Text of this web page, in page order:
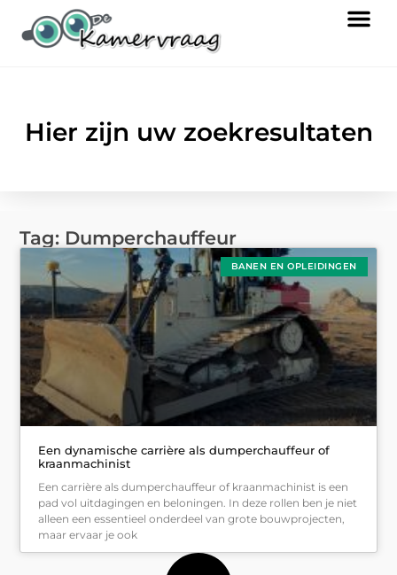
Hier zijn uw zoekresultaten
Tag: Dumperchauffeur
BANEN EN OPLEIDINGEN
Een dynamische carrière als dumperchauffeur of
kraanmachinist
Een carrière als dumperchauffeur of kraanmachinist is een
pad vol uitdagingen en beloningen. In deze rollen ben je niet
alleen een essentieel onderdeel van grote bouwprojecten,
maar ervaar je ook